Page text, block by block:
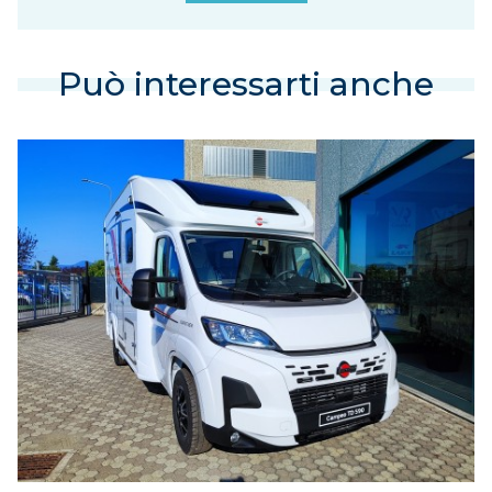
Può interessarti anche